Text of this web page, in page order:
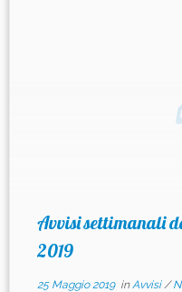
Avvisi settimanali
2019
25 Maggio 2019inAvvisi/